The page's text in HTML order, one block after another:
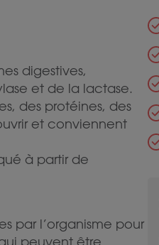
digestives,
et de la lactase.
des protéines, des
et conviennent
à partir de
par l’organisme pour
peuvent être